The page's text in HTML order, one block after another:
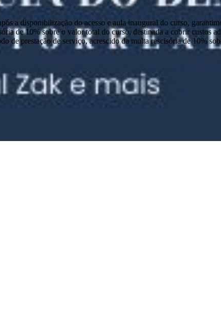
a disponibilização do acesso e aula inaugural do curso,
de 10% sobre o valor total do curso, destinada a cobrir custos
de prestação de serviço, acrescido da multa rescisória de 10%